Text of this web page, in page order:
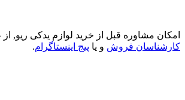
امکان مشاوره قبل از خرید لوازم یدکی ریو,
کارشناسان فروش و یا پیج اینستاگرام.